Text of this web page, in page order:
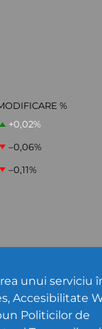
unui serviciu
Accesibilitate
Politicilor de
%
+0,02%
–0,06%
–0,11%